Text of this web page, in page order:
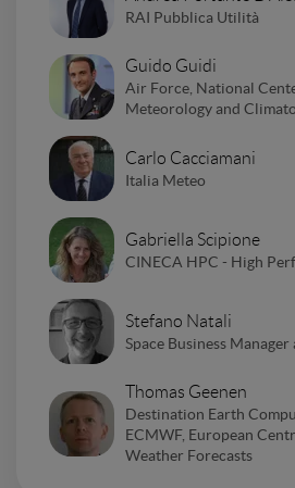
RAI Pubblica Utilità
Guido Guidi
Air Force, National
Meteorology and
Carlo Cacciamani
Italia Meteo
Gabriella Scipione
CINECA HPC - High
Stefano Natali
Space Business Manager
Thomas Geenen
Destination Earth
ECMWF, European
Weather Forecasts